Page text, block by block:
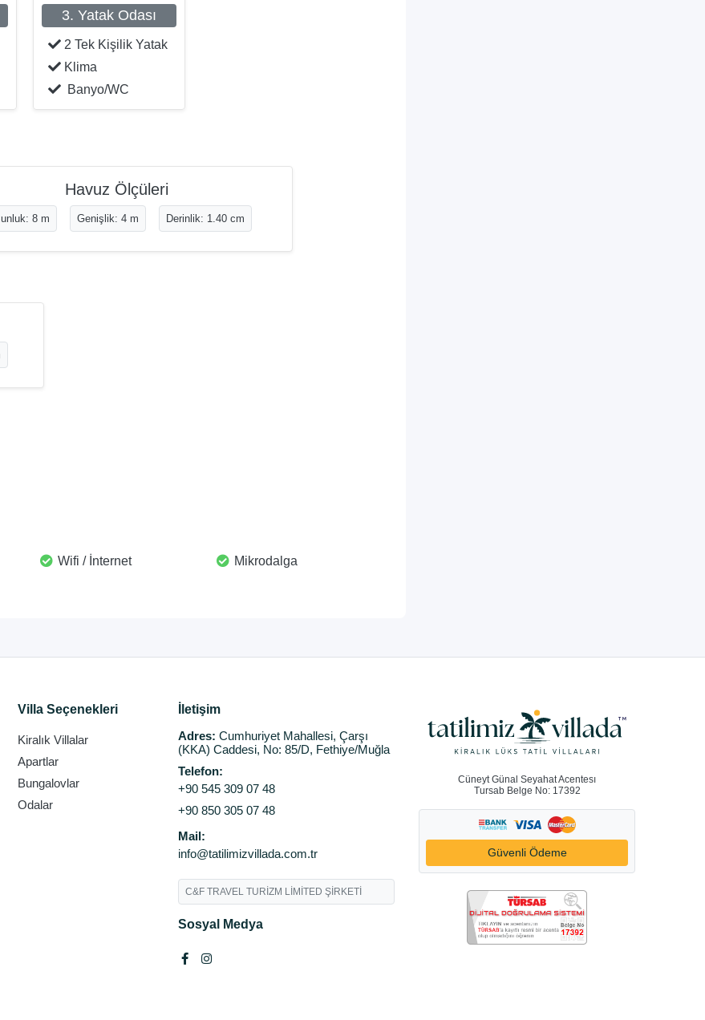
3. Yatak Odası
2 Tek Kişilik Yatak
Klima
Banyo/WC
Havuz Ölçüleri
8 m Genişlik: 4 m Derinlik: 1.40 cm
Wifi / İnternet
Mikrodalga
Villa Seçenekleri
Kiralık Villalar
Apartlar
Bungalovlar
Odalar
İletişim
Adres: Cumhuriyet Mahallesi, Çarşı
(KKA) Caddesi, No: 85/D, Fethiye/Muğla
Telefon:
+90 545 309 07 48
+90 850 305 07 48
Mail:
info@tatilimizvillada.com.tr
C&F TRAVEL TURİZM LİMİTED ŞİRKETİ
Sosyal Medya
Cüneyt Günal Seyahat Acentesı
Tursab Belge No: 17392
Güvenli Ödeme